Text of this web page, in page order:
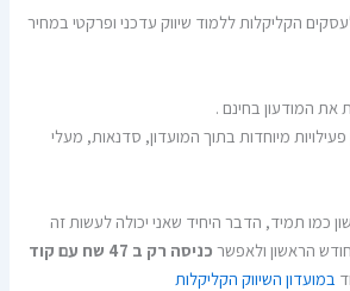
הקליקלות ללמוד שיווק עדכני ופרקטי במחיר
את המודעון בחינם .
מיוחדות בתוך המועדון, סדנאות, מעלי
כמו תמיד, הדבר היחיד שאני יכולה לעשות זה
הראשון ולאפשר
כניסה רק ב 47 שח עם קוד
במועדון השיווק הקליקלות